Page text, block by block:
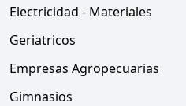
Electricidad - Materiales
Geriatricos
Empresas Agropecuarias
Gimnasios